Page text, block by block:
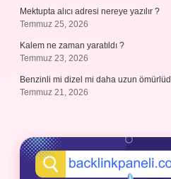
Mektupta alıcı adresi nereye yazılır ?
Temmuz 25, 2026
Kalem ne zaman yaratıldı ?
Temmuz 23, 2026
Benzinli mi dizel mi daha uzun
Temmuz 21, 2026